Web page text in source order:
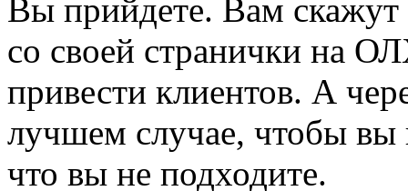
Вы прийдете. Вам скажут
со своей странички на
привести клиентов. А
лучшем случае, чтобы вы
что вы не подходите.